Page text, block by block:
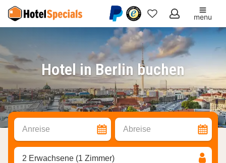
Meine
Favoriten
menu
Hotel in Berlin buchen
Anreise Abreise
2 Erwachsene (1 Zimmer)